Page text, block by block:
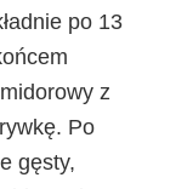
po 13
z
Po
gęsty,